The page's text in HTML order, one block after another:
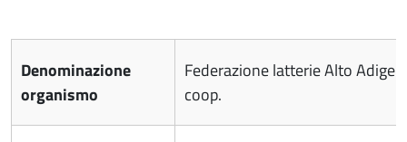
Denominazione
organismo
Federazione latterie Alto Adige
coop.